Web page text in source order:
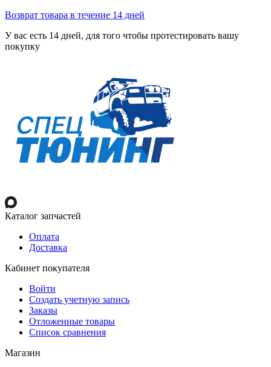
Возврат товара в течение 14 дней
У вас есть 14 дней, для того чтобы протестировать вашу
покупку
Каталог запчастей
Оплата
Доставка
Кабинет покупателя
Войти
Создать учетную запись
Заказы
Отложенные товары
Список сравнения
Магазин